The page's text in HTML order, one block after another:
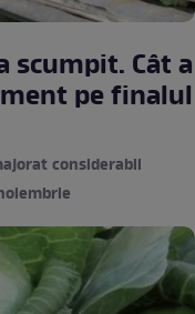
scumpit. Cât a
pe finalul
considerabil